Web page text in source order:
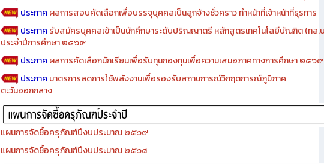
ประกาศรายชื่อนักศึกษาที่ได้รับการพิจารณา รับทุนศึกษาต่อและฝึกประสบการณ์วิชาชีพ รูป
แบบทวิวุฒิ (อาชีวศึกษาไทย-จีน) ณ สาธารณรัฐประชาชนจีน ประจำปีการศึกษา ๒๕๖๙
ประกาศรายชื่อผู้เข้ารับการอบรมเชิงปฏิบัติการออกแบบและสร้างเว็บไซต์มืออาชีพ รุ่นที่ ๒
ประกาศผลการสอบคัดเลือกเพื่อบรรจุบุคคลเป็นลูกจ้างชั่วคราว ทำหน้าที่เจ้าหน้าที่ธุรการ
ประกาศรับสมัครบุคคลเข้าเป็นนักศึกษาระดับปริญญาตรี หลักสูตรเทคโนโลยีบัณฑิต (ทล.บ.)
ประจำปีการศึกษา ๒๕๖๙
ประกาศผลการคัดเลือกนักเรียนเพื่อรับทุนกองทุนเพื่อความเสมอภาคทางการศึกษา ๒๕๖๙
ประกาศมาตรการลดการใช้พลังงานเพื่อรองรับสถานการณ์วิกฤตการณ์ภูมิภาค
ตะวันออกกลาง